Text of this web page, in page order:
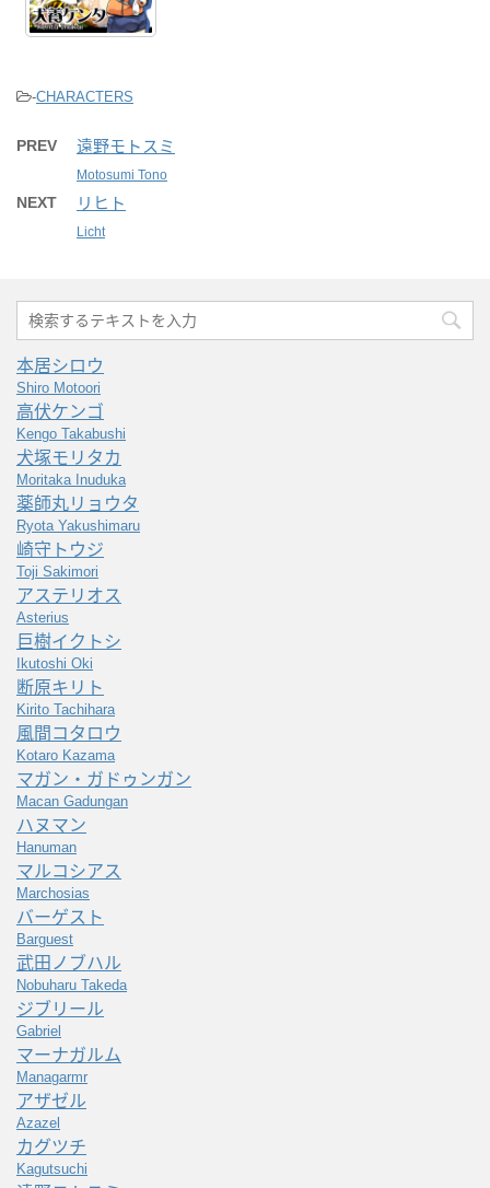
-CHARACTERS
PREV 遠野モトスミ
Motosumi Tono
NEXT リヒト
Licht
本居シロウ
Shiro Motoori
高伏ケンゴ
Kengo Takabushi
犬塚モリタカ
Moritaka Inuduka
薬師丸リョウタ
Ryota Yakushimaru
崎守トウジ
Toji Sakimori
アステリオス
Asterius
巨樹イクトシ
Ikutoshi Oki
断原キリト
Kirito Tachihara
風間コタロウ
Kotaro Kazama
マガン・ガドゥンガン
Macan Gadungan
ハヌマン
Hanuman
マルコシアス
Marchosias
バーゲスト
Barguest
武田ノブハル
Nobuharu Takeda
ジブリール
Gabriel
マーナガルム
Managarmr
アザゼル
Azazel
カグツチ
Kagutsuchi